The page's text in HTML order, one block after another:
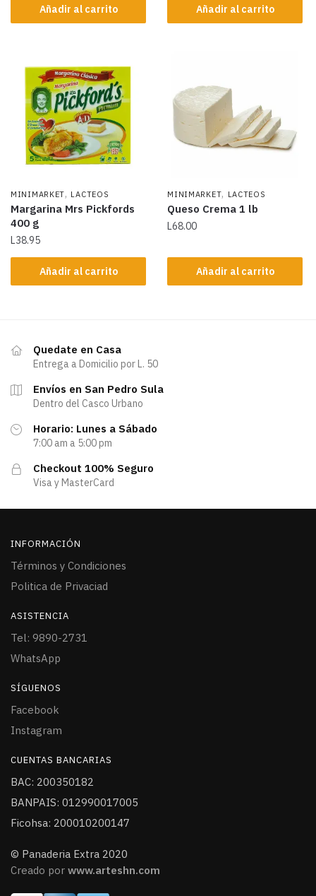
Añadir al carrito Añadir al carrito
MINIMARKET, LACTEOS
Margarina Mrs Pickfords
400 g
L38.95
Añadir al carrito
MINIMARKET, LACTEOS
Queso Crema 1 lb
L68.00
Añadir al carrito
Quedate en Casa
Entrega a Domicilio por L. 50
Envíos en San Pedro Sula
Dentro del Casco Urbano
Horario: Lunes a Sábado
7:00 am a 5:00 pm
Checkout 100% Seguro
Visa y MasterCard
INFORMACIÓN
Términos y Condiciones
Politica de Privaciad
ASISTENCIA
Tel: 9890-2731
WhatsApp
SÍGUENOS
Facebook
Instagram
CUENTAS BANCARIAS
BAC: 200350182
BANPAIS: 012990017005
Ficohsa: 200010200147
© Panaderia Extra 2020
Creado por www.arteshn.com